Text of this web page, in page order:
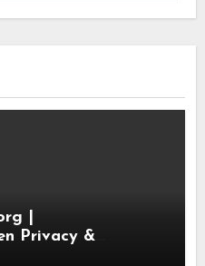
|
Privacy &
in de Zorg 2025 |